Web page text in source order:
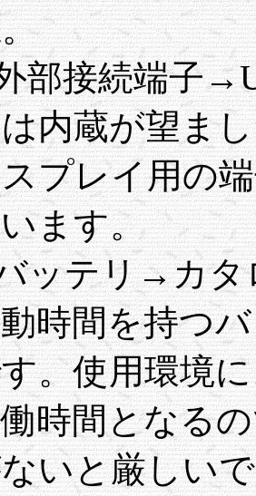
部接続端子
内蔵が望ま
プレイ用の
ます。
ッテリ→カタ
時間を持つ
。使用環境
時間となる
いと厳しい